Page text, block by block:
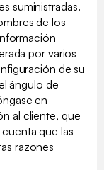
suministradas.
de los
por varios
de su
ángulo de
en
al cliente, que
que las
razones